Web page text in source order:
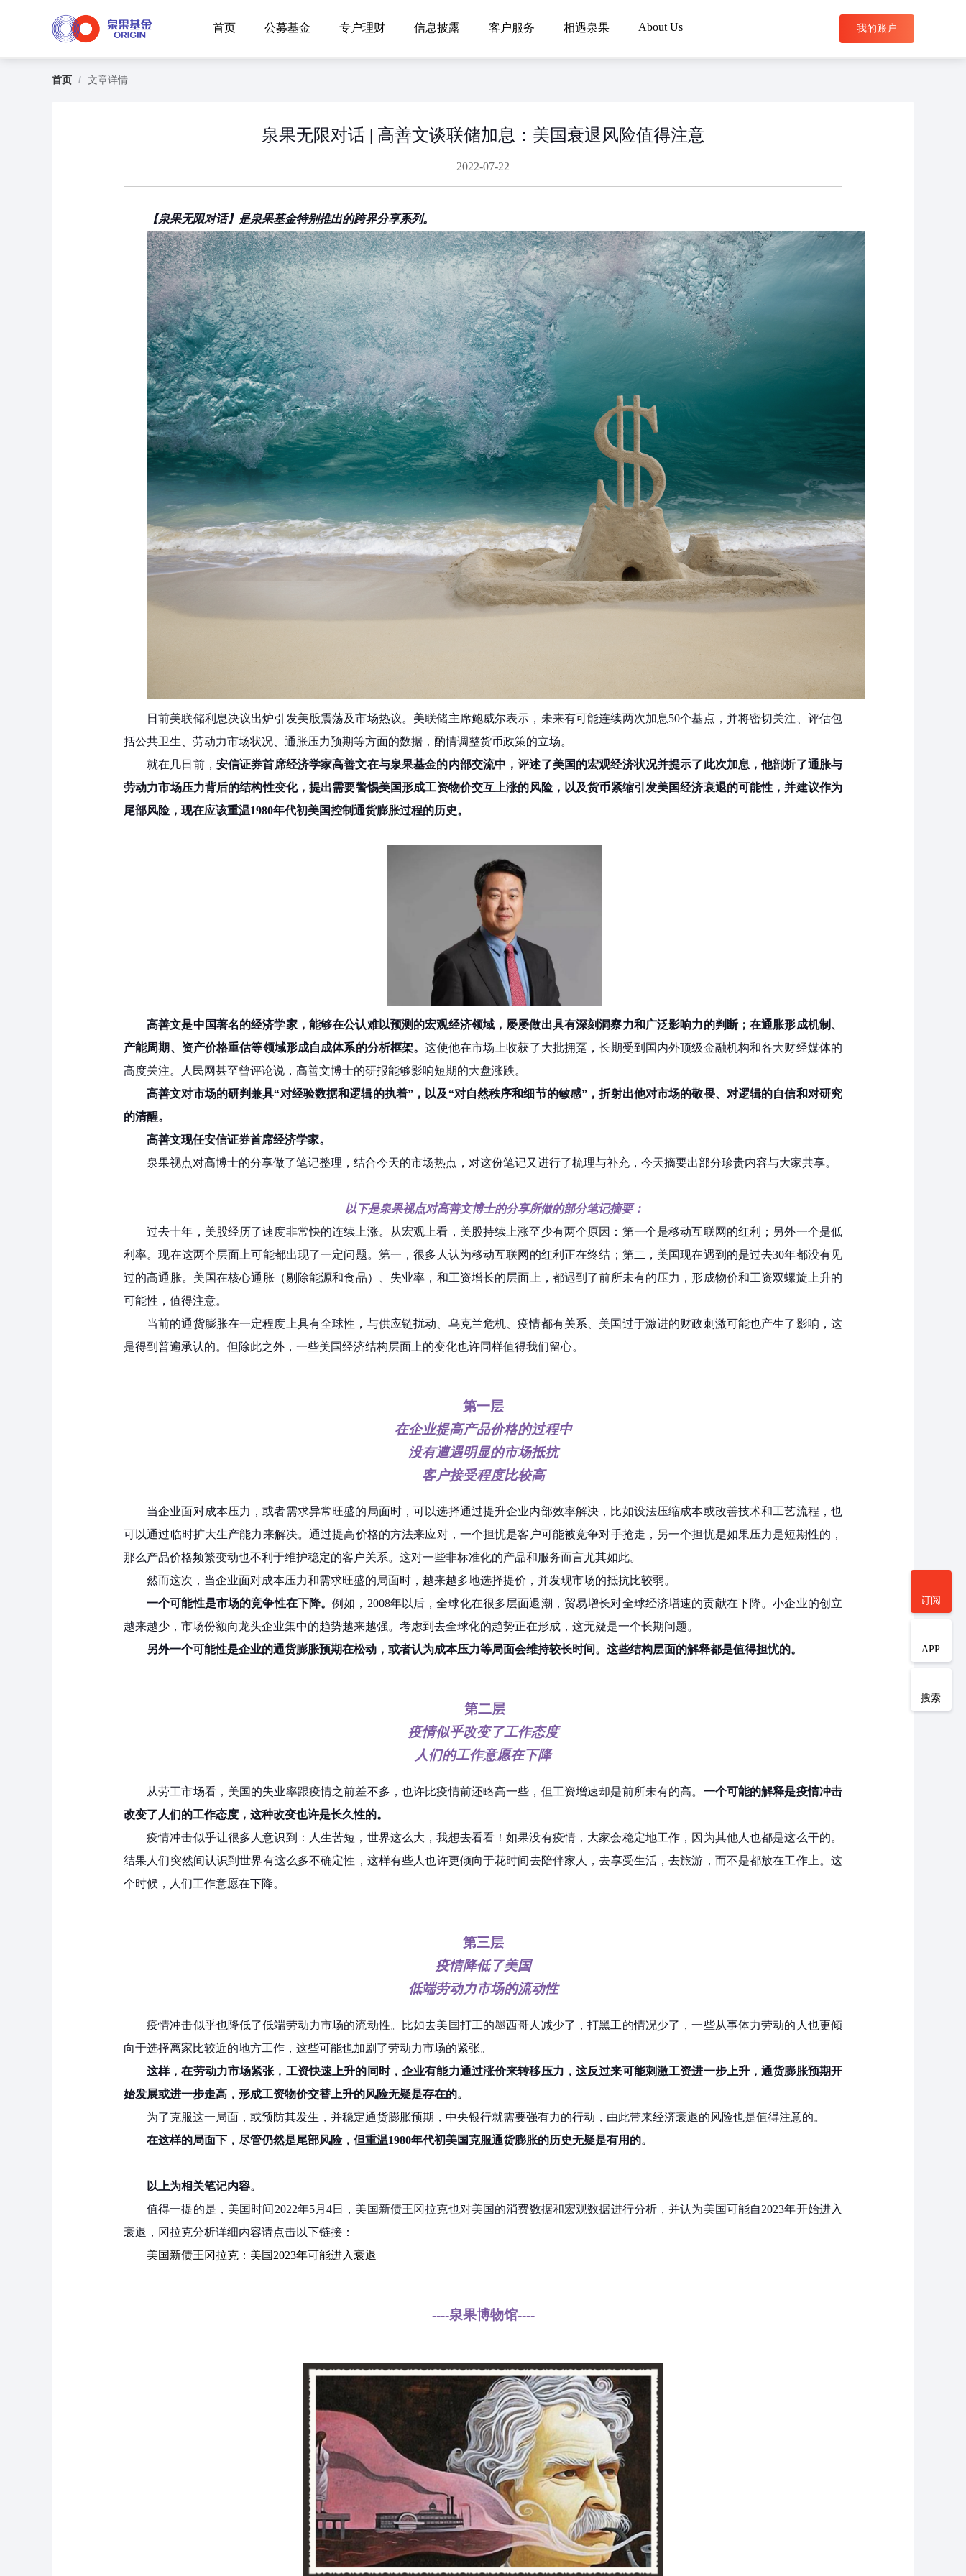
首页 公募基金 专户理财 信息披露 客户服务 相遇泉果 About Us 我的账户
搜索
首页 / 文章详情
泉果无限对话 | 高善文谈联储加息：美国衰退风险值得注意
2022-07-22
【泉果无限对话】是泉果基金特别推出的跨界分享系列。
日前美联储利息决议出炉引发美股震荡及市场热议。美联储主席鲍威尔表示，未来有可能连续两次加息50个基点，并将密切关注、评估包
括公共卫生、劳动力市场状况、通胀压力预期等方面的数据，酌情调整货币政策的立场。
就在几日前， 安信证券首席经济学家高善文在与泉果基金的内部交流中，评述了美国的宏观经济状况并提示了此次加息，他剖析了通胀与
劳动力市场压力背后的结构性变化，提出需要警惕美国形成工资物价交互上涨的风险，以及货币紧缩引发美国经济衰退的可能性，并建议作为
尾部风险，现在应该重温1980年代初美国控制通货膨胀过程的历史。
高善文是中国著名的经济学家，能够在公认难以预测的宏观经济领域，屡屡做出具有深刻洞察力和广泛影响力的判断；在通胀形成机制、
产能周期、资产价格重估等领域形成自成体系的分析框架。这使他在市场上收获了大批拥趸，长期受到国内外顶级金融机构和各大财经媒体的
高度关注。人民网甚至曾评论说，高善文博士的研报能够影响短期的大盘涨跌。
高善文对市场的研判兼具“对经验数据和逻辑的执着”，以及“对自然秩序和细节的敏感”，折射出他对市场的敬畏、对逻辑的自信和对研究
的清醒。
高善文现任安信证券首席经济学家。
泉果视点对高博士的分享做了笔记整理，结合今天的市场热点，对这份笔记又进行了梳理与补充，今天摘要出部分珍贵内容与大家共享。
以下是泉果视点对高善文博士的分享所做的部分笔记摘要：
过去十年，美股经历了速度非常快的连续上涨。从宏观上看，美股持续上涨至少有两个原因：第一个是移动互联网的红利；另外一个是低
利率。现在这两个层面上可能都出现了一定问题。第一，很多人认为移动互联网的红利正在终结；第二，美国现在遇到的是过去30年都没有见
过的高通胀。美国在核心通胀（剔除能源和食品）、失业率，和工资增长的层面上，都遇到了前所未有的压力，形成物价和工资双螺旋上升的
可能性，值得注意。
当前的通货膨胀在一定程度上具有全球性，与供应链扰动、乌克兰危机、疫情都有关系、美国过于激进的财政刺激可能也产生了影响，这
是得到普遍承认的。但除此之外，一些美国经济结构层面上的变化也许同样值得我们留心。
第一层
在企业提高产品价格的过程中
没有遭遇明显的市场抵抗
客户接受程度比较高
当企业面对成本压力，或者需求异常旺盛的局面时，可以选择通过提升企业内部效率解决，比如设法压缩成本或改善技术和工艺流程，也
可以通过临时扩大生产能力来解决。通过提高价格的方法来应对，一个担忧是客户可能被竞争对手抢走，另一个担忧是如果压力是短期性的，
那么产品价格频繁变动也不利于维护稳定的客户关系。这对一些非标准化的产品和服务而言尤其如此。
然而这次，当企业面对成本压力和需求旺盛的局面时，越来越多地选择提价，并发现市场的抵抗比较弱。
一个可能性是市场的竞争性在下降。例如，2008年以后，全球化在很多层面退潮，贸易增长对全球经济增速的贡献在下降。小企业的创立
越来越少，市场份额向龙头企业集中的趋势越来越强。考虑到去全球化的趋势正在形成，这无疑是一个长期问题。
另外一个可能性是企业的通货膨胀预期在松动，或者认为成本压力等局面会维持较长时间。这些结构层面的解释都是值得担忧的。
第二层
疫情似乎改变了工作态度
人们的工作意愿在下降
从劳工市场看，美国的失业率跟疫情之前差不多，也许比疫情前还略高一些，但工资增速却是前所未有的高。 一个可能的解释是疫情冲击
改变了人们的工作态度，这种改变也许是长久性的。
疫情冲击似乎让很多人意识到：人生苦短，世界这么大，我想去看看！如果没有疫情，大家会稳定地工作，因为其他人也都是这么干的。
结果人们突然间认识到世界有这么多不确定性，这样有些人也许更倾向于花时间去陪伴家人，去享受生活，去旅游，而不是都放在工作上。这
个时候，人们工作意愿在下降。
第三层
疫情降低了美国
低端劳动力市场的流动性
疫情冲击似乎也降低了低端劳动力市场的流动性。比如去美国打工的墨西哥人减少了，打黑工的情况少了，一些从事体力劳动的人也更倾
向于选择离家比较近的地方工作，这些可能也加剧了劳动力市场的紧张。
这样，在劳动力市场紧张，工资快速上升的同时，企业有能力通过涨价来转移压力，这反过来可能刺激工资进一步上升，通货膨胀预期开
始发展或进一步走高，形成工资物价交替上升的风险无疑是存在的。
为了克服这一局面，或预防其发生，并稳定通货膨胀预期，中央银行就需要强有力的行动，由此带来经济衰退的风险也是值得注意的。
在这样的局面下，尽管仍然是尾部风险，但重温1980年代初美国克服通货膨胀的历史无疑是有用的。
以上为相关笔记内容。
值得一提的是，美国时间2022年5月4日，美国新债王冈拉克也对美国的消费数据和宏观数据进行分析，并认为美国可能自2023年开始进入
衰退，冈拉克分析详细内容请点击以下链接：
美国新债王冈拉克：美国2023年可能进入衰退
----泉果博物馆----
订阅
APP
搜索